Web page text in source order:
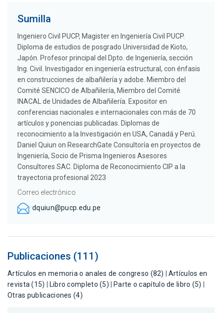
Sumilla
Ingeniero Civil PUCP, Magister en Ingeniería Civil PUCP.
Diploma de estudios de posgrado Universidad de Kioto,
Japón. Profesor principal del Dpto. de Ingeniería, sección
Ing. Civil. Investigador en ingeniería estructural, con énfasis
en construcciones de albañilería y adobe. Miembro del
Comité SENCICO de Albañilería, Miembro del Comité
INACAL de Unidades de Albañilería. Expositor en
conferencias nacionales e internacionales con más de 70
artículos y ponencias publicadas. Diplomas de
reconocimiento a la Investigación en USA, Canadá y Perú.
Daniel Quiun on ResearchGate Consultoría en proyectos de
Ingeniería, Socio de Prisma Ingenieros Asesores
Consultores SAC. Diploma de Reconocimiento CIP a la
trayectoria profesional 2023
Correo electrónico
dquiun@pucp.edu.pe
Publicaciones (111)
Artículos en memoria o anales de congreso (82)
Artículos en
revista (15)
Libro completo (5) Parte o capítulo de libro (5)
Otras publicaciones (4)